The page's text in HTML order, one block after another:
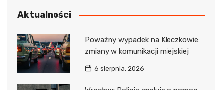
Aktualności
Poważny wypadek na Kleczkowie:
zmiany w komunikacji miejskiej
6 sierpnia, 2026